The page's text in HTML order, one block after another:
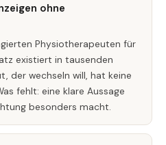
ohne
Physiotherapeuten für
existiert in tausenden
der wechseln will, hat keine
fehlt: eine klare Aussage
besonders macht.